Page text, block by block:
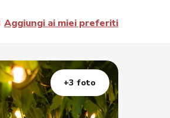
aux favoris
Aggiungi ai miei preferiti
+3 foto